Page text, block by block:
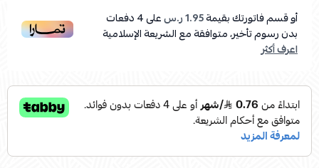
أو قسم فاتورتك بقيمة1.95 ر.س على4دفعات
بدون رسوم تأخير، متوافقة مع الشريعة الإسلامية
اعرف أكثر